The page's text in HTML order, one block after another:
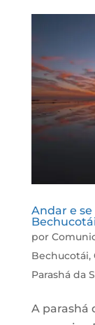
Andar e
por
Bechucotái,
Parashá da
A parashá